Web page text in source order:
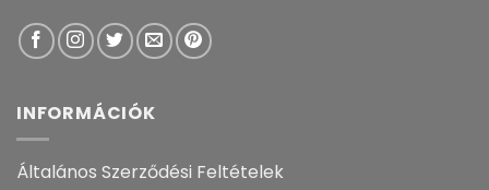
INFORMÁCIÓK
Általános Szerződési Feltételek